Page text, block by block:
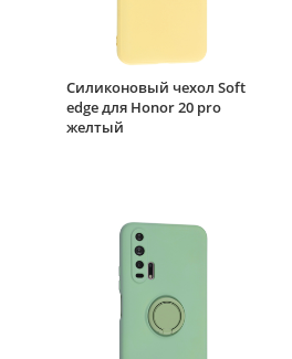
Силиконовый чехол Soft
edge для Honor 20 pro
желтый